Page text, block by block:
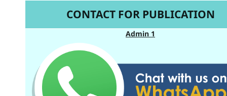
CONTACT FOR PUBLICATION
Admin 1